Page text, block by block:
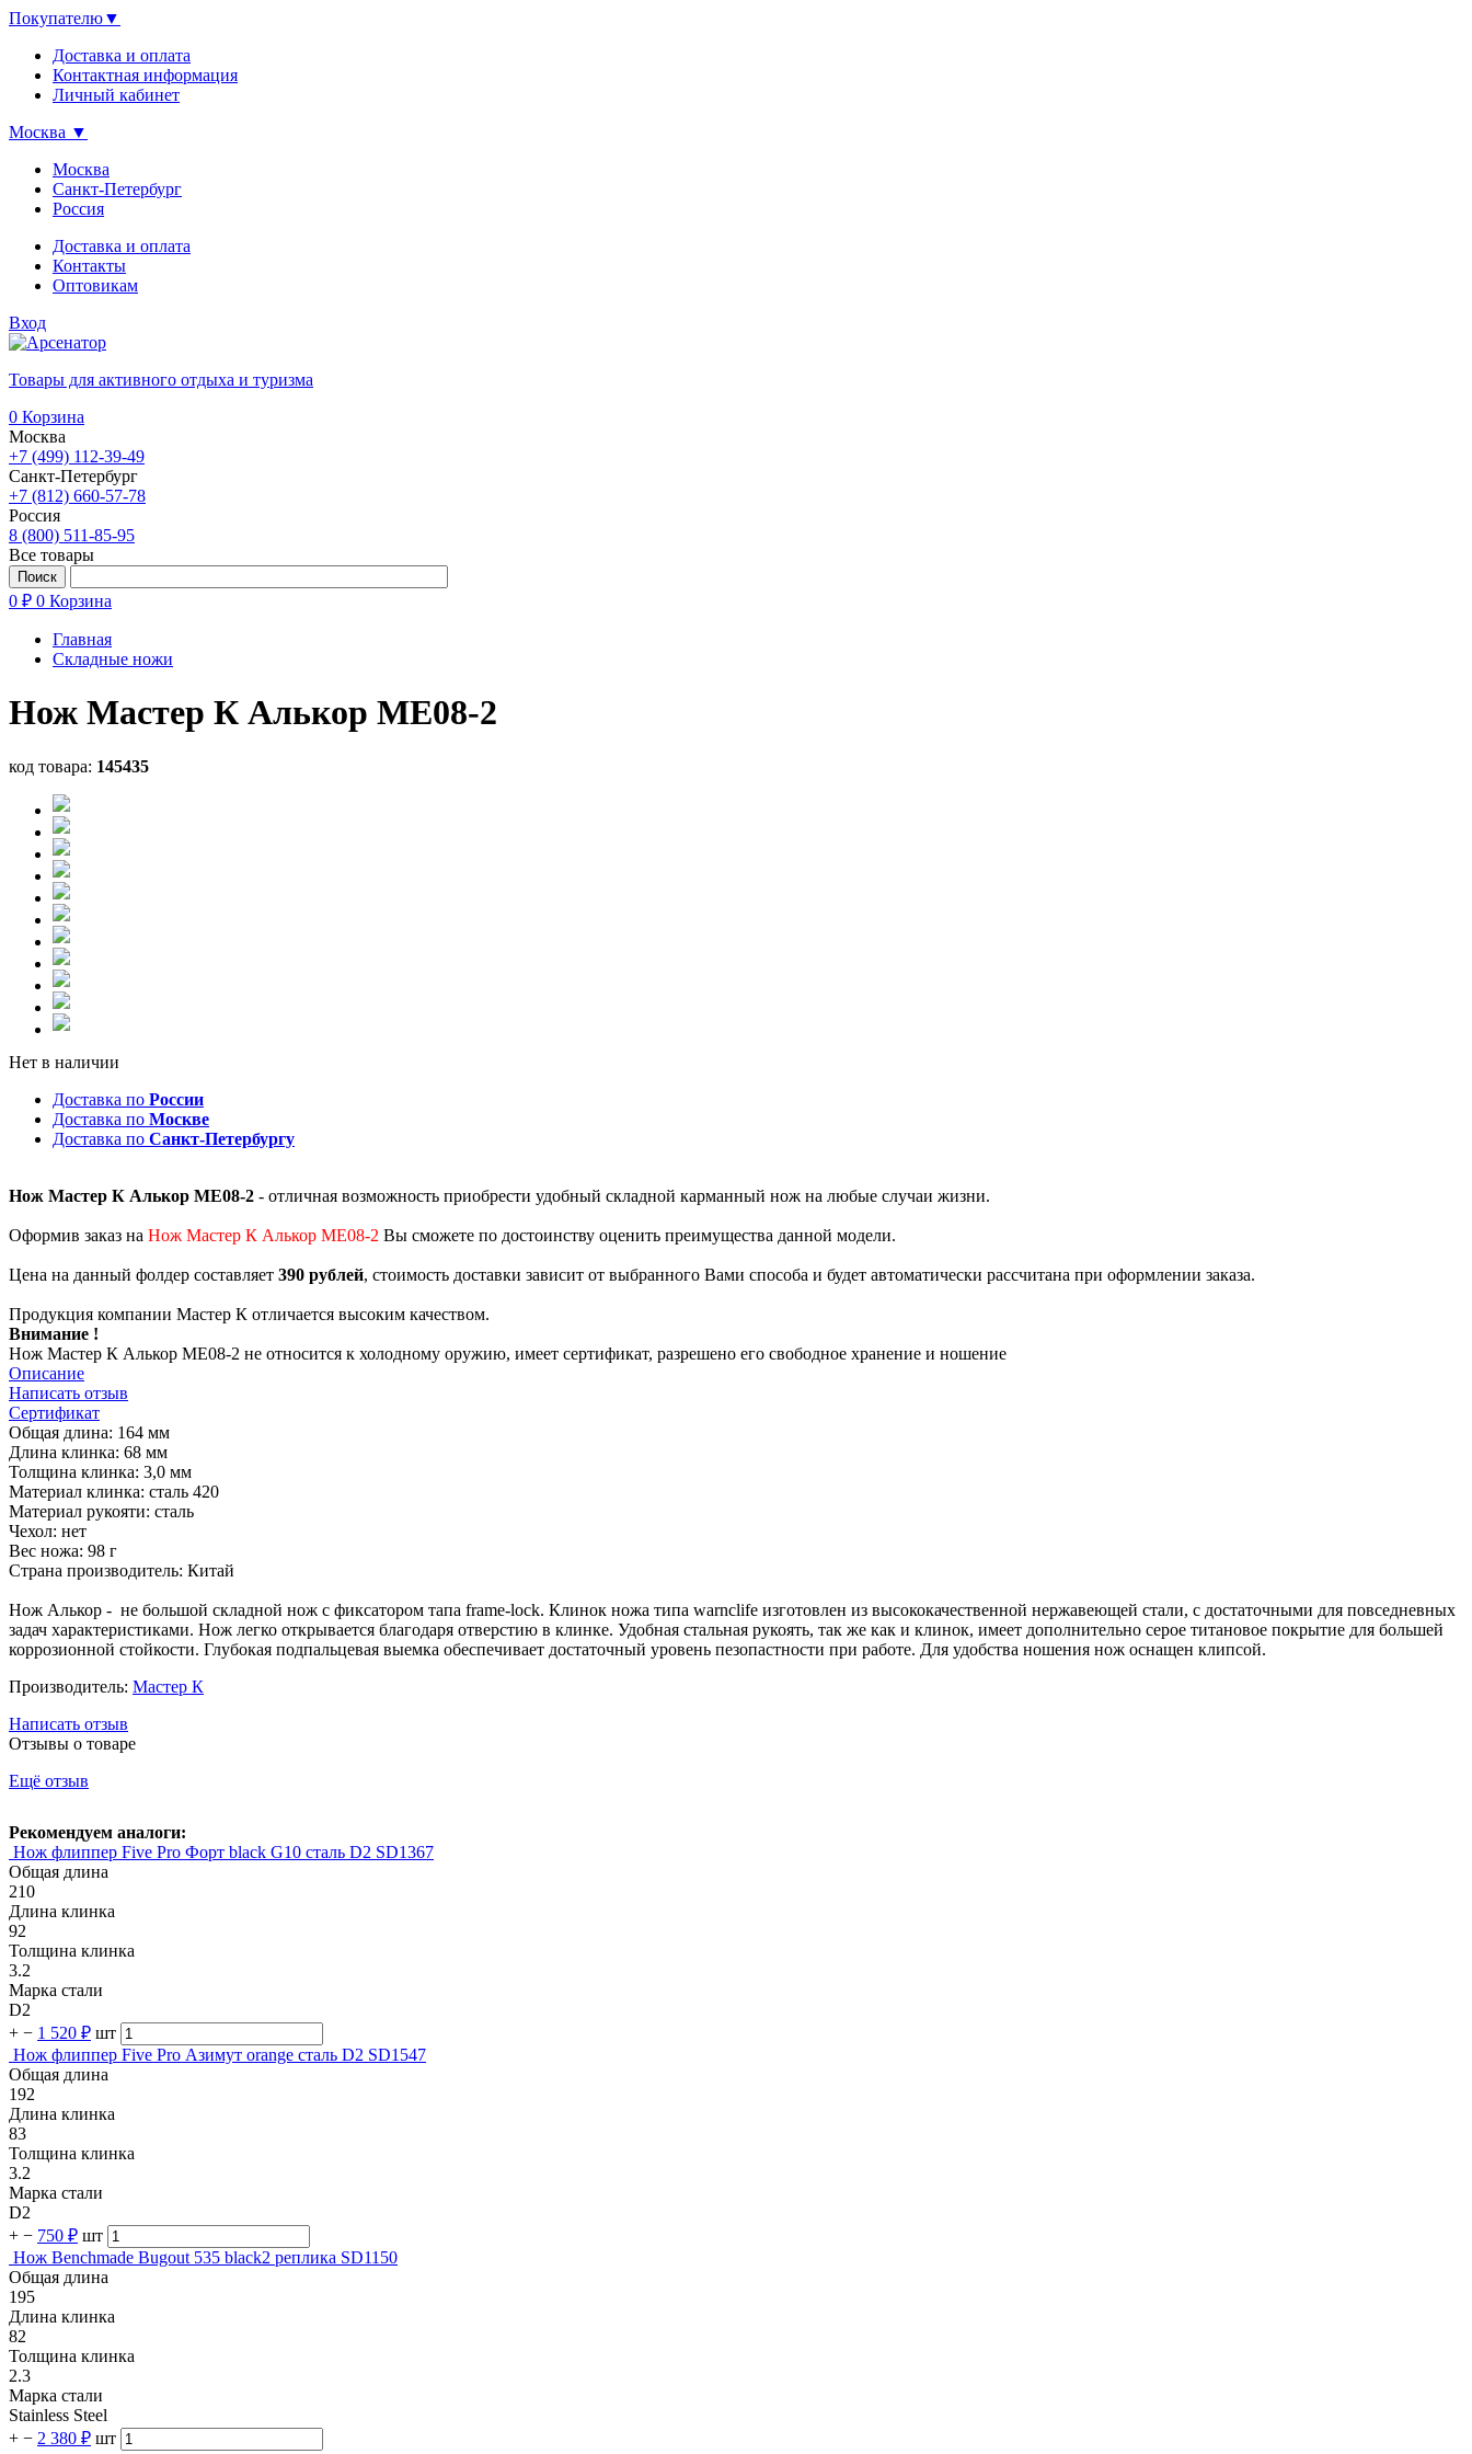
Покупателю▼
Доставка и оплата
Контактная информация
Личный кабинет
Москва ▼
Москва
Санкт-Петербург
Россия
Доставка и оплата
Контакты
Оптовикам
Вход
Товары для активного отдыха и туризма
0 Корзина
Москва
+7 (499) 112-39-49
Санкт-Петербург
+7 (812) 660-57-78
Россия
8 (800) 511-85-95
Все товары
0 ₽ 0 Корзина
Главная
Складные ножи
Нож Мастер К Алькор ME08-2
код товара: 145435
Нет в наличии
Доставка по России
Доставка по Москве
Доставка по Санкт-Петербургу
Нож Мастер К Алькор ME08-2 - отличная возможность приобрести удобный складной карманный нож на любые случаи жизни.
Оформив заказ на Нож Мастер К Алькор ME08-2 Вы сможете по достоинству оценить преимущества данной модели.
Цена на данный фолдер составляет 390 рублей, стоимость доставки зависит от выбранного Вами способа и будет автоматически рассчитана при оформлении заказа.
Продукция компании Мастер К отличается высоким качеством.
Внимание !
Нож Мастер К Алькор ME08-2 не относится к холодному оружию, имеет сертификат, разрешено его свободное хранение и ношение
Описание
Написать отзыв
Сертификат
Общая длина: 164 мм
Длина клинка: 68 мм
Толщина клинка: 3,0 мм
Материал клинка: сталь 420
Материал рукояти: сталь
Чехол: нет
Вес ножа: 98 г
Страна производитель: Китай
Нож Алькор - не большой складной нож с фиксатором тапа frame-lock. Клинок ножа типа warnclife изготовлен из высококачественной нержавеющей стали, с достаточными для повседневных
задач характеристиками. Нож легко открывается благодаря отверстию в клинке. Удобная стальная рукоять, так же как и клинок, имеет дополнительно серое титановое покрытие для большей
коррозионной стойкости. Глубокая подпальцевая выемка обеспечивает достаточный уровень пезопастности при работе. Для удобства ношения нож оснащен клипсой.
Производитель: Мастер К
Написать отзыв
Отзывы о товаре
Ещё отзыв
Рекомендуем аналоги:
Нож флиппер Five Pro Форт black G10 сталь D2 SD1367
Общая длина
210
Длина клинка
92
Толщина клинка
3.2
Марка стали
D2
+ − 1 520 ₽ шт
Нож флиппер Five Pro Азимут orange сталь D2 SD1547
Общая длина
192
Длина клинка
83
Толщина клинка
3.2
Марка стали
D2
+ − 750 ₽ шт
Нож Benchmade Bugout 535 black2 реплика SD1150
Общая длина
195
Длина клинка
82
Толщина клинка
2.3
Марка стали
Stainless Steel
+ − 2 380 ₽ шт